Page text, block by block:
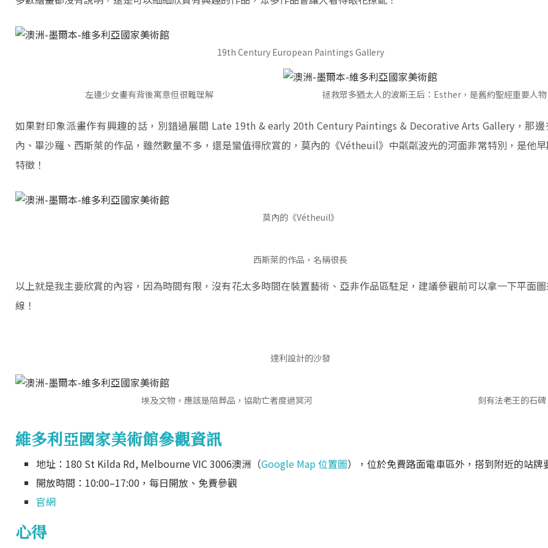
19th Century European Paintings Gallery
左邊少女畫有背後寓意但很難理解 拯救眾多猶太人的波斯王后：Esther，是舊約聖經重要人物
如果對印象派畫作有興趣的話，別錯過展間 Late 19th & early 20th Century Paintings & Decorative Arts Gallery，那邊
內、畢沙羅、西斯萊的作品，雖然數量不多，還是蠻值得欣賞的，莫內的《Vétheuil》中粼粼波光的河面非常特別，是他
特徵！
莫內的《Vétheuil》
西斯萊的作品，名稱很長
以上就是我主要欣賞的內容，因為時間有限，沒有花太多時間在裝置藝術、亞非作品區駐足，建議參觀前可以拿一下平面
線！
達利設計的沙發
埃及文物，應該是陪葬品，協助亡者度過冥河 刻有法老王的石碑
維多利亞國家美術館參觀資訊
地址：180 St Kilda Rd, Melbourne VIC 3006澳洲（Google Map 位置圖），位於免費路面電車區外，搭到附近的站牌
開放時間：10:00–17:00，每日開放、免費參觀
官網
心得